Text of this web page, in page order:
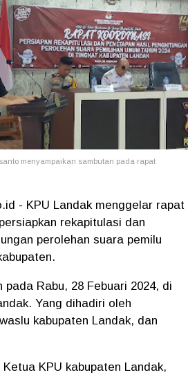
menyampaikan sambutan pada rapat
- KPU Landak menggelar rapat
rekapitulasi dan
perolehan suara pemilu
Rabu, 28 Febuari 2024, di
Yang dihadiri oleh
kabupaten Landak, dan
KPU kabupaten Landak,